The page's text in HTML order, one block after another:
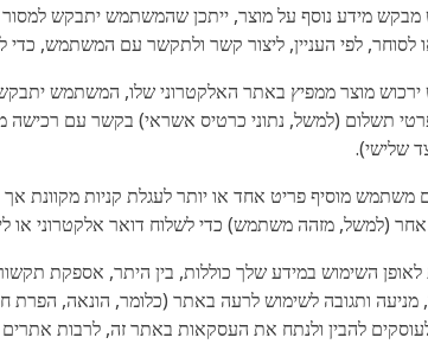
מידע נוסף על מוצר, ייתכן שהמשתמש יתבקש
מוצר ממפיץ באתר האלקטרוני שלו, המשתמש
תשלום (למשל, נתוני כרטיס אשראי) בקשר עם רכישה
שלישי).
(למשל, מזהה משתמש) כדי לשלוח דואר אלקטרוני
מניעה ותגובה לשימוש לרעה באתר (כלומר, הונאה,